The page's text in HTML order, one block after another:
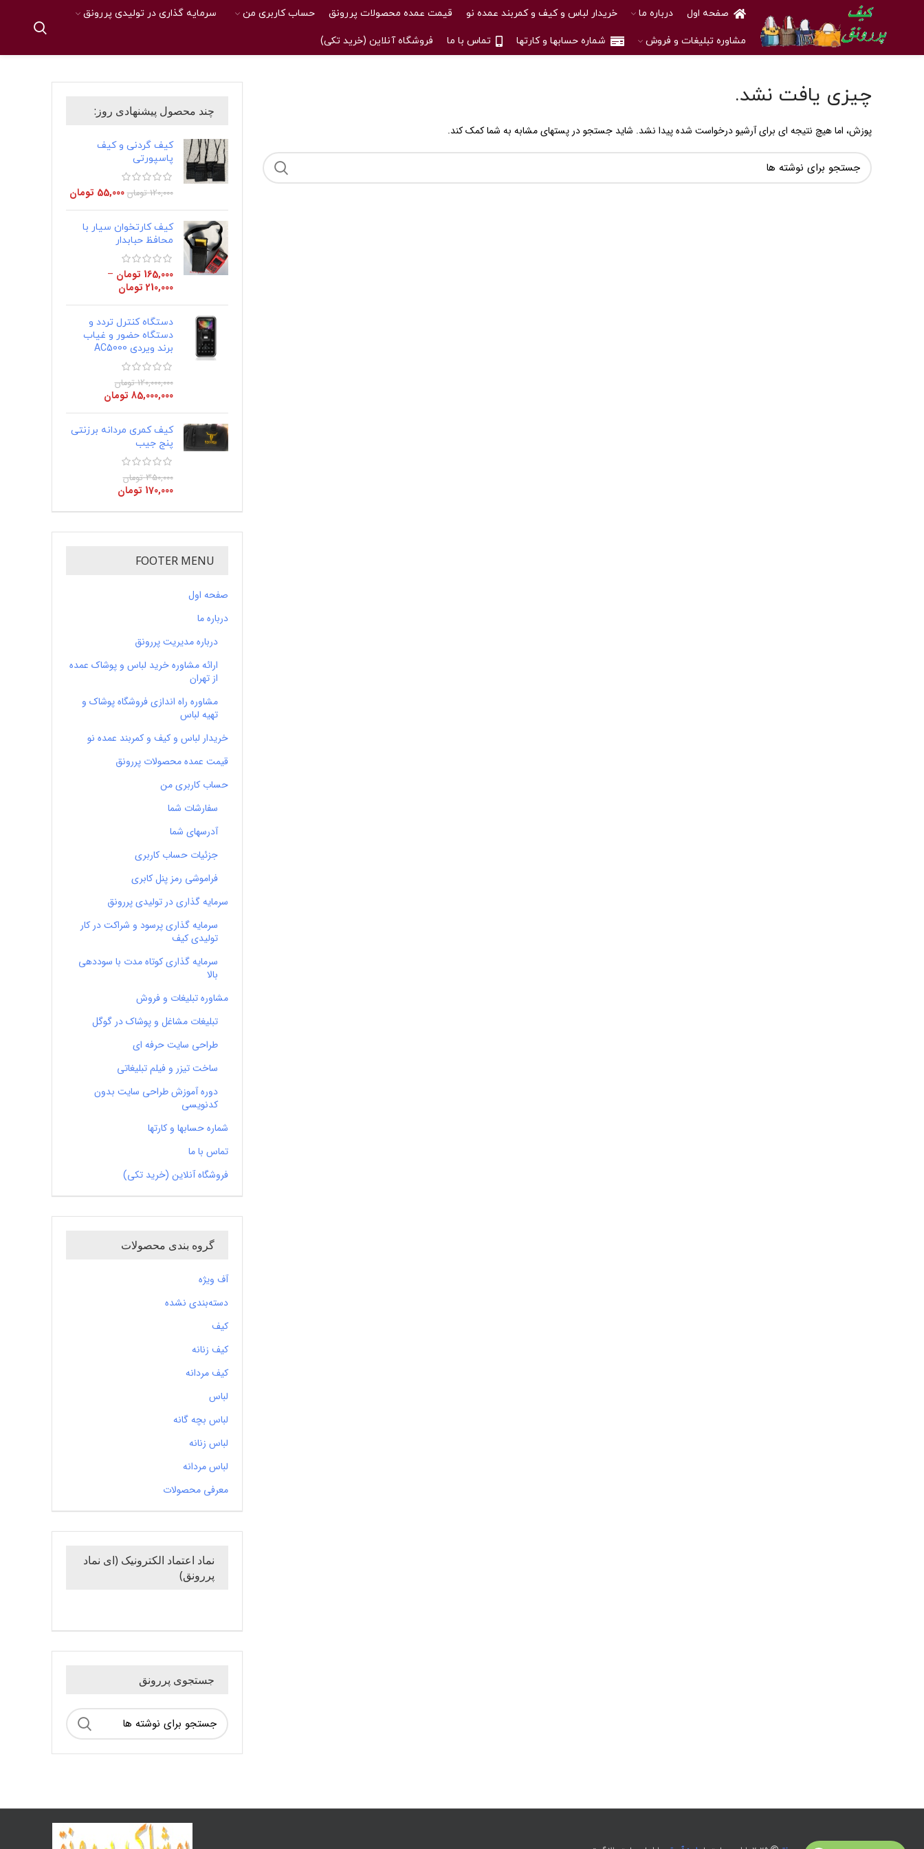
صفحه اول درباره ما خریدار لباس و کیف و کمربند عمده نو قیمت عمده محصولات پررونق حساب کاربری من سرمایه گذاری در تولیدی پررونق
مشاوره تبلیغات و فروش شماره حسابها و کارتها تماس با ما فروشگاه آنلاین (خرید تکی)
چیزی یافت نشد.
پوزش، اما هیچ نتیجه ای برای آرشیو درخواست شده پیدا نشد. شاید جستجو در پستهای مشابه به شما کمک کند.
چند محصول پیشنهادی روز:
کیف گردنی و کیف
پاسپورتی
120,000 تومان 55,000 تومان
کیف کارتخوان سیار با
محافظ حبابدار
165,000 تومان –
210,000 تومان
دستگاه کنترل تردد و
دستگاه حضور و غیاب
برند ویردی AC5000
120,000,000 تومان
85,000,000 تومان
کیف کمری مردانه برزنتی
پنج جیب
350,000 تومان
170,000 تومان
FOOTER MENU
صفحه اول
درباره ما
درباره مدیریت پررونق
ارائه مشاوره خرید لباس و پوشاک عمده
از تهران
مشاوره راه اندازی فروشگاه پوشاک و
تهیه لباس
خریدار لباس و کیف و کمربند عمده نو
قیمت عمده محصولات پررونق
حساب کاربری من
سفارشات شما
آدرسهای شما
جزئیات حساب کاربری
فراموشی رمز پنل کابری
سرمایه گذاری در تولیدی پررونق
سرمایه گذاری پرسود و شراکت در کار
تولیدی کیف
سرمایه گذاری کوتاه مدت با سوددهی
بالا
مشاوره تبلیغات و فروش
تبلیغات مشاغل و پوشاک در گوگل
طراحی سایت حرفه ای
ساخت تیزر و فیلم تبلیغاتی
دوره آموزش طراحی سایت بدون
کدنویسی
شماره حسابها و کارتها
تماس با ما
فروشگاه آنلاین (خرید تکی)
گروه بندی محصولات
آف ویژه
دسته‌بندی نشده
کیف
کیف زنانه
کیف مردانه
لباس
لباس بچه گانه
لباس زنانه
لباس مردانه
معرفی محصولات
نماد اعتماد الکترونیک (ای نماد
پررونق)
جستجوی پررونق